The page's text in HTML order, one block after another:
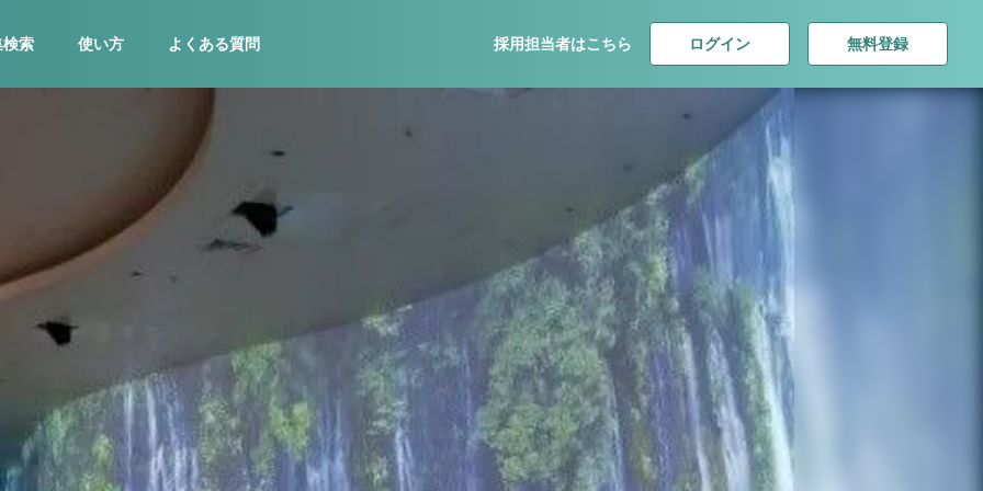
検索 使い方 よくある質問 採用担当者はこちら ログイン 無料登録